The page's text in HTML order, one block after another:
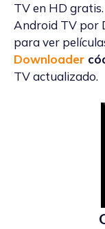
TV en HD
Android TV por
para ver
Downloader
TV actualizado.